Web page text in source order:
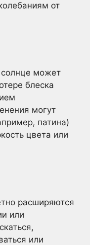
от
может
блеска
могут
патина)
цвета или
расширяются
или
или